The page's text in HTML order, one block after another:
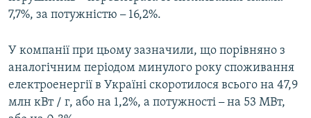
7,7%, за потужністю – 16,2%.
У компанії при цьому зазначили, що порівняно з
аналогічним періодом минулого року споживання
електроенергії в Україні скоротилося всього на 47,9
млн кВт / г, або на 1,2%, а потужності –на 53 МВт,